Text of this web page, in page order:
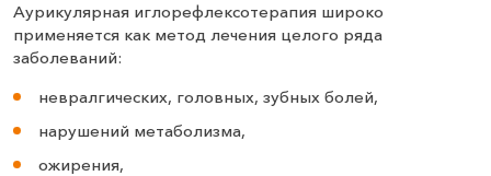
Аурикулярная иглорефлексотерапия широко
применяется как метод лечения целого ряда
заболеваний:
невралгических, головных, зубных болей,
нарушений метаболизма,
ожирения,